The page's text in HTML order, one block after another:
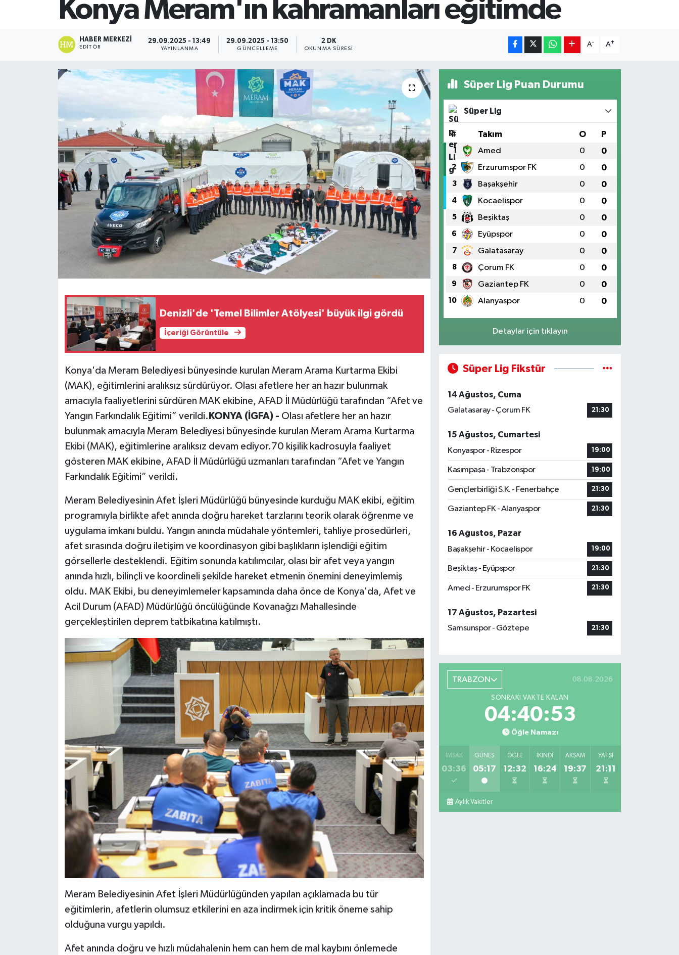
Konya Meram'ın kahramanları eğitimde
HABER MERKEZI
EDITÖR
29.09.2025 - 13:49
YAYINLANMA
29.09.2025 - 13:50
GÜNCELLEME
2 DK
OKUNMA SÜRESI
A- A+
Denizli'de 'Temel Bilimler Atölyesi' büyük ilgi gördü
İçeriği Görüntüle
Konya'da Meram Belediyesi bünyesinde kurulan Meram Arama Kurtarma Ekibi
(MAK), eğitimlerini aralıksız sürdürüyor. Olası afetlere her an hazır bulunmak
amacıyla faaliyetlerini sürdüren MAK ekibine, AFAD İl Müdürlüğü tarafından “Afet ve
Yangın Farkındalık Eğitimi” verildi. KONYA (İGFA) - Olası afetlere her an hazır
bulunmak amacıyla Meram Belediyesi bünyesinde kurulan Meram Arama Kurtarma
Ekibi (MAK), eğitimlerine aralıksız devam ediyor.70 kişilik kadrosuyla faaliyet
gösteren MAK ekibine, AFAD İl Müdürlüğü uzmanları tarafından “Afet ve Yangın
Farkındalık Eğitimi” verildi.
Meram Belediyesinin Afet İşleri Müdürlüğü bünyesinde kurduğu MAK ekibi, eğitim
programıyla birlikte afet anında doğru hareket tarzlarını teorik olarak öğrenme ve
uygulama imkanı buldu. Yangın anında müdahale yöntemleri, tahliye prosedürleri,
afet sırasında doğru iletişim ve koordinasyon gibi başlıkların işlendiği eğitim
görsellerle desteklendi. Eğitim sonunda katılımcılar, olası bir afet veya yangın
anında hızlı, bilinçli ve koordineli şekilde hareket etmenin önemini deneyimlemiş
oldu. MAK Ekibi, bu deneyimlemeler kapsamında daha önce de Konya'da, Afet ve
Acil Durum (AFAD) Müdürlüğü öncülüğünde Kovanağzı Mahallesinde
gerçekleştirilen deprem tatbikatına katılmıştı.
Meram Belediyesinin Afet İşleri Müdürlüğünden yapılan açıklamada bu tür
eğitimlerin, afetlerin olumsuz etkilerini en aza indirmek için kritik öneme sahip
olduğuna vurgu yapıldı.
Afet anında doğru ve hızlı müdahalenin hem can hem de mal kaybını önlemede
Süper Lig Puan Durumu
Süper Lig
# Takım O P
1 Amed 0 0
2 Erzurumspor FK 0 0
3 Başakşehir 0 0
4 Kocaelispor 0 0
5 Beşiktaş 0 0
6 Eyüpspor 0 0
7 Galatasaray 0 0
8 Çorum FK 0 0
9 Gaziantep FK 0 0
10 Alanyaspor 0 0
Detaylar için tıklayın
Süper Lig Fikstür
14 Ağustos, Cuma
Galatasaray - Çorum FK
21:30
15 Ağustos, Cumartesi
Konyaspor - Rizespor
19:00
Kasımpaşa - Trabzonspor 19:00
Gençlerbirliği S.K. - Fenerbahçe 21:30
Gaziantep FK - Alanyaspor 21:30
16 Ağustos, Pazar
Başakşehir - Kocaelispor
19:00
Beşiktaş - Eyüpspor 21:30
Amed - Erzurumspor FK 21:30
17 Ağustos, Pazartesi
Samsunspor - Göztepe
21:30
TRABZON 08.08.2026
SONRAKI VAKTE KALAN
04:40:51
Öğle Namazı
İMSAK
03:36
GÜNEŞ
05:17
ÖĞLE
12:32
İKINDI
16:24
AKŞAM
19:37
YATSI
21:11
Aylık Vakitler
SİYASET
Teknoloji
TRABZON